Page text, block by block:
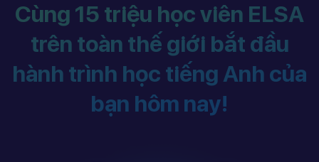
Cùng 15 triệu học viên ELSA
trên toàn thế giới bắt đầu
hành trình học tiếng Anh của
bạn hôm nay!